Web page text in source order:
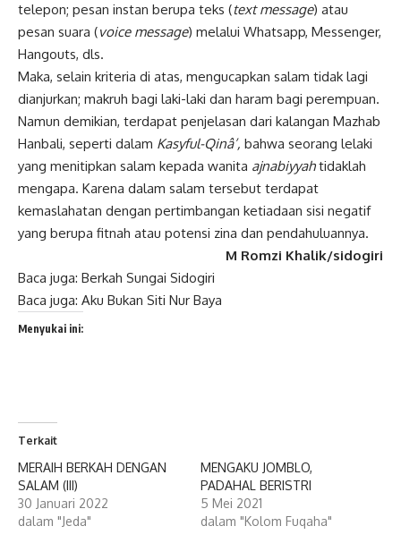
telepon; pesan instan berupa teks (text message) atau
pesan suara (voice message) melalui Whatsapp, Messenger,
Hangouts, dls.
Maka, selain kriteria di atas, mengucapkan salam tidak lagi
dianjurkan; makruh bagi laki-laki dan haram bagi perempuan.
Namun demikian, terdapat penjelasan dari kalangan Mazhab
Hanbali, seperti dalam Kasyful-Qinâ’, bahwa seorang lelaki
yang menitipkan salam kepada wanita ajnabiyyahtidaklah
mengapa. Karena dalam salam tersebut terdapat
kemaslahatan dengan pertimbangan ketiadaan sisi negatif
yang berupa fitnah atau potensi zina dan pendahuluannya.
M Romzi Khalik/sidogiri
Baca juga: Berkah Sungai Sidogiri
Baca juga: Aku Bukan Siti Nur Baya
Menyukai ini:
Terkait
MERAIH BERKAH DENGAN
SALAM (III)
30 Januari 2022
dalam "Jeda"
MENGAKU JOMBLO,
PADAHAL BERISTRI
5 Mei 2021
dalam "Kolom Fuqaha"